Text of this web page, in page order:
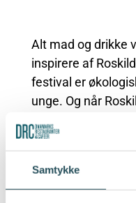
Samtykke
Alt mad og drikke
inspirere af
festival er
unge. Og når
samler over
drikke økologisk. I